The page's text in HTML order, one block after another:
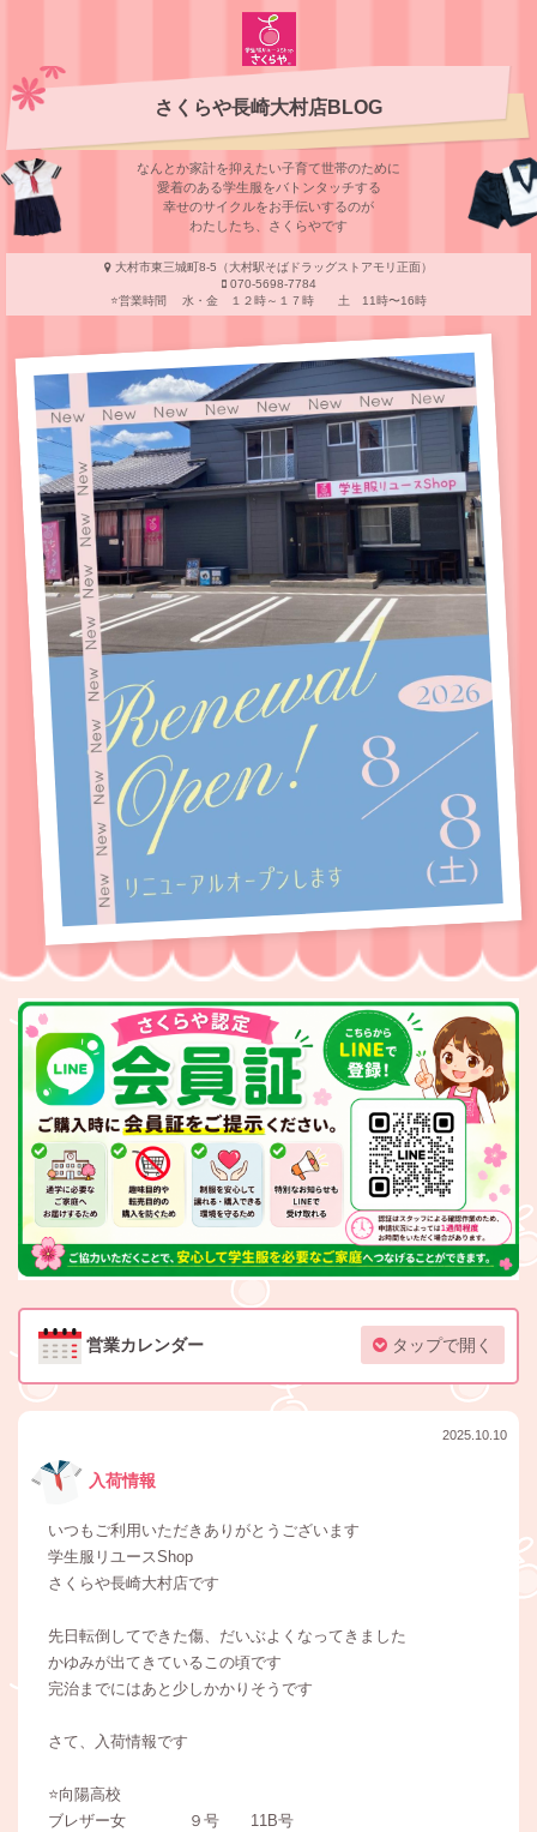
さくらや長崎大村店BLOG
なんとか家計を抑えたい子育て世帯のために
愛着のある学⽣服をバトンタッチする
幸せのサイクルをお⼿伝いするのが
わたしたち、さくらやです
大村市東三城町8-5（大村駅そばドラッグストアモリ正面）
070-5698-7784
⭐️営業時間 水・金 １２時～１７時 土 11時〜16時
営業カレンダー タップで開く
2025.10.10
入荷情報
いつもご利用いただきありがとうございます
学生服リユースShop
さくらや長崎大村店です
先日転倒してできた傷、だいぶよくなってきました
かゆみが出てきているこの頃です
完治までにはあと少しかかりそうです
さて、入荷情報です
⭐️向陽高校
ブレザー女 ９号 11B号